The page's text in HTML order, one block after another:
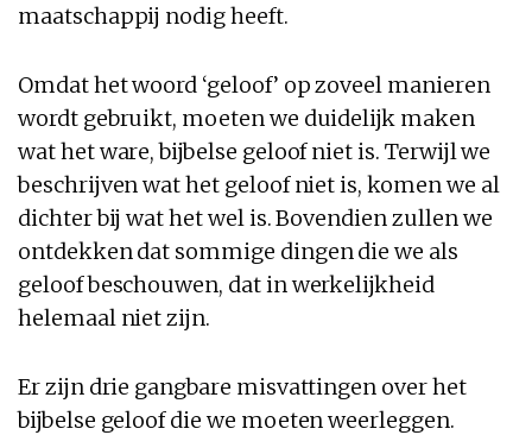
maatschappij nodig heeft.
Omdat het woord ‘geloof’ op zoveel manieren
wordt gebruikt, moeten we duidelijk maken
wat het ware, bijbelse geloof niet is. Terwijl we
beschrijven wat het geloof niet is, komen we al
dichter bij wat het wel is. Bovendien zullen we
ontdekken dat sommige dingen die we als
geloof beschouwen, dat in werkelijkheid
helemaal niet zijn.
Er zijn drie gangbare misvattingen over het
bijbelse geloof die we moeten weerleggen.